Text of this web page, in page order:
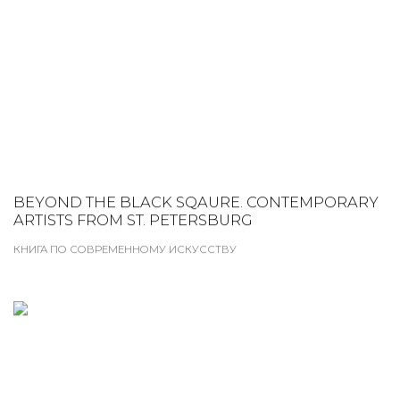
BEYOND THE BLACK SQAURE. CONTEMPORARY
ARTISTS FROM ST. PETERSBURG
КНИГА ПО СОВРЕМЕННОМУ ИСКУССТВУ